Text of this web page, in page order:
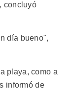
concluyó
día bueno",
playa, como a
informó de